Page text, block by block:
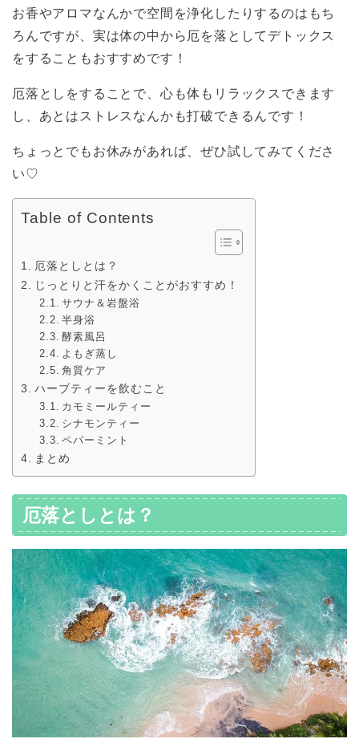
お香やアロマなんかで空間を浄化したりするのはもち
ろんですが、実は体の中から厄を落としてデトックス
をすることもおすすめです！
厄落としをすることで、心も体もリラックスできます
し、あとはストレスなんかも打破できるんです！
ちょっとでもお休みがあれば、ぜひ試してみてくださ
い♡
Table of Contents
厄落としとは？
じっとりと汗をかくことがおすすめ！
サウナ＆岩盤浴
半身浴
酵素風呂
よもぎ蒸し
角質ケア
ハーブティーを飲むこと
カモミールティー
シナモンティー
ペパーミント
まとめ
厄落としとは？